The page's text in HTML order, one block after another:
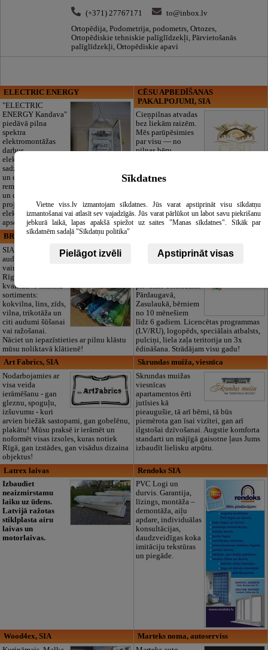
(+371) 27767171
to@inbox.lv
Ortopēdija, Podometrija, podometrs, Ortozes,
Ortopēdiskie tehniskie palīglīdzekļi, Pārvietošanās
palīglīdzekļi, Ortopēdiskie apavi
ELECTRIC ENERGY
"ELECTRIC
ENERGY Kandava"
piedāvā pilna
spektra
elektromontāžas
darbus,
elektroinstalācijas,
sadzīves tehnikas
un elektronikas
remontu, vājstrāvas
un drošības sistēmu izbūvi, kā arī
projektēšanu, mērījumus un
elektrosaimniecības drošības riskus
apsekošanu.
CĒSU APBEDĪŠANAS
PAKALPOJUMI, SIA
Cieņpilnas atvadas
bez liekām raizēm.
Mēs parūpēsimies
par visu — no
pilnas bēru
noformēšanas līdz transportam un
tautiskās segas aizgājēja piemiņas
godināšanai.
BRISTOLS ES, SIA
SIA "Bristols ES"
audumu outlet un
vairumtirdzniecība
Rīgā. Plašs un
kvalitatīvs tekstila
sortiments:
kokvilna, lins, zīds,
vilna, trikotāža un
citi audumi šūšanai
vai ražošanai.
Nāciet un iepazīstieties ar pilnu klāstu
mūsu noliktavā klātienē!
Pirmsskolas
Pārdaugavā,
Zasulaukā, bērniem
no 10 mēnešiem
līdz 6 gadiem. Licencētas programmas
(LV/RU), logopēds, speciālais atbalsts,
pulciņi, liela zaļa teritorija un 3x
ēdināšana. Strādājam visu gadu!
Art Fabrics, SIA
Nodarbojamies ar
visa veida
ierāmēšanu - gan
gleznu, spoguļu,
izšuvumu - kuri
arvien biežāk sastopami, gan gobelēnu,
plakātu! Mūsu praksē ir ierāmēt un
noformēt visas izsoles, kuras notiek
Rīgā, gan izstādes, gan visādus dizaina
objektus!
Skrundas muiža, viesnīca
Skrundas muižas
viesnīcas
apartamentos ērti
jutīsies kā
pieaugušie, tā arī bērni, tā būs
piemērota gan īsai vizītei, gan arī
ilgstošai dzīvošanai. Augstie komforta
standarti un mājīgā gaisotne ļaus Jums
izbaudīt lielisku atpūtu.
Latrex laivas
Izbaudiet
neaizmirstamu
laiku uz ūdens.
Latvijā ražotas
stiklplasta airu
laivas un
motorlaivas.
Rendoks SIA
PVC Logi un
durvis. Garantija,
līzings, montāža –
demontāža, aiļu
apdare, individuālas
konsultācijas,
daudzveidīgas koka
imitāciju tekstūras
un piegāde.
Wood4ex, SIA
Marteks noma, autoserviss
Sīkdatnes
Vietne viss.lv izmantojam sīkdatnes. Jūs varat apstiprināt visu sīkdatņu
izmantošanai vai atlasīt sev vajadzīgās. Jūs varat pārlūkot un labot savu piekrišanu
jebkurā laikā, lapas apakšā spiežot uz saites "Manas sīkdatnes". Sīkāk par
sīkdatnēm sadaļā "Sīkdatņu politika"
Pielāgot izvēli Apstiprināt visas